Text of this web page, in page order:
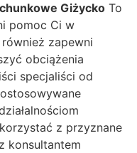
Giżycko To
pomoc Ci w
zapewni
obciążenia
specjaliści od
z przyznane
konsultantem